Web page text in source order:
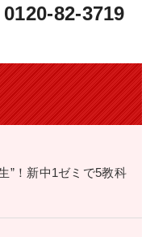
82-3719
”！新中1ゼミで5教科